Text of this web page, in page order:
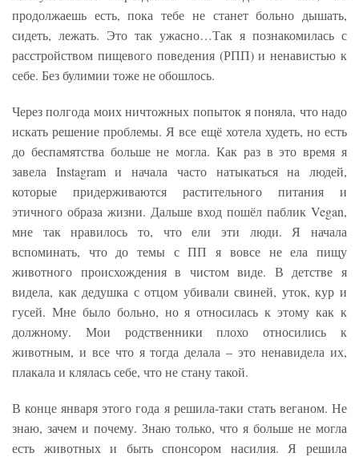
продолжаешь есть, пока тебе не станет больно дышать,
сидеть, лежать. Это так ужасно…Так я познакомилась с
расстройством пищевого поведения (РПП) и ненавистью к
себе. Без булимии тоже не обошлось.
Через полгода моих ничтожных попыток я поняла, что надо
искать решение проблемы. Я все ещё хотела худеть, но есть
до беспамятства больше не могла. Как раз в это время я
завела Instagram и начала часто натыкаться на людей,
которые придерживаются растительного питания и
этичного образа жизни. Дальше вход пошёл паблик Vegan,
мне так нравилось то, что ели эти люди. Я начала
вспоминать, что до темы с ПП я вовсе не ела пищу
животного происхождения в чистом виде. В детстве я
видела, как дедушка с отцом убивали свиней, уток, кур и
гусей. Мне было больно, но я относилась к этому как к
должному. Мои родственники плохо относились к
животным, и все что я тогда делала – это ненавидела их,
плакала и клялась себе, что не стану такой.
В конце января этого года я решила-таки стать веганом. Не
знаю, зачем и почему. Знаю только, что я больше не могла
есть животных и быть спонсором насилия. Я решила